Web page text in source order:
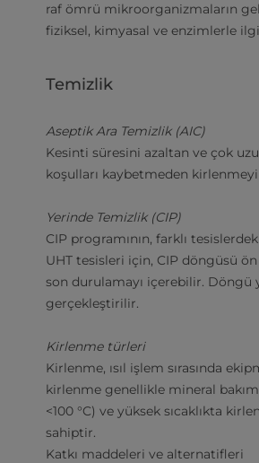
raf ömrü mikroorganizmaların
fiziksel, kimyasal ve enzimlerle
Temizlik
Aseptik Ara Temizlik (AIC)
Kesinti süresini azaltan ve çok
koşulları kaybetmeden
Yerinde Temizlik (CIP)
CIP programının, farklı
UHT tesisleri için, CIP döngüsü
son durulamayı içerebilir. Döngü
gerçekleştirilir.
Kirlenme türleri
Kirlenme, ısıl işlem sırasında
kirlenme genellikle mineral
<100 °C) ve yüksek sıcaklıkta
sahiptir.
Katkı maddeleri ve alternatifleri